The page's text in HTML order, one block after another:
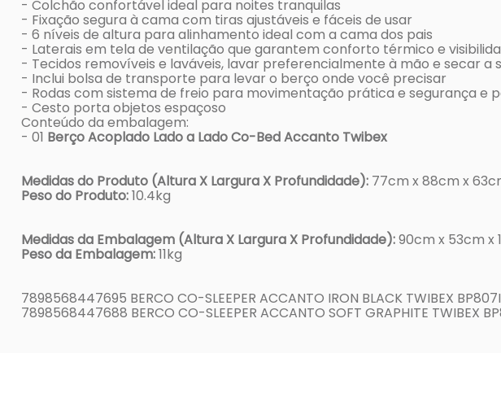
- Colchão confortável ideal para noites tranquilas
- Fixação segura à cama com tiras ajustáveis e fáceis de usar
- 6 níveis de altura para alinhamento ideal com a cama dos pais
- Laterais em tela de ventilação que garantem conforto térmico e
- Tecidos removíveis e laváveis, lavar preferencialmente à mão e secar a
- Inclui bolsa de transporte para levar o berço onde você precisar
- Rodas com sistema de freio para movimentação prática e segurança e
- Cesto porta objetos espaçoso
Conteúdo da embalagem:
- 01 Berço Acoplado Lado a Lado Co-Bed Accanto Twibex
Medidas do Produto (Altura X Largura X Profundidade): 77cm x 88cm x
Peso do Produto:10.4kg
Medidas da Embalagem (Altura X Largura X Profundidade):90cm x 53cm x
Peso da Embalagem:11kg
7898568447695 BERCO CO-SLEEPER ACCANTO IRON BLACK TWIBEX
7898568447688 BERCO CO-SLEEPER ACCANTO SOFT GRAPHITE TWIBEX